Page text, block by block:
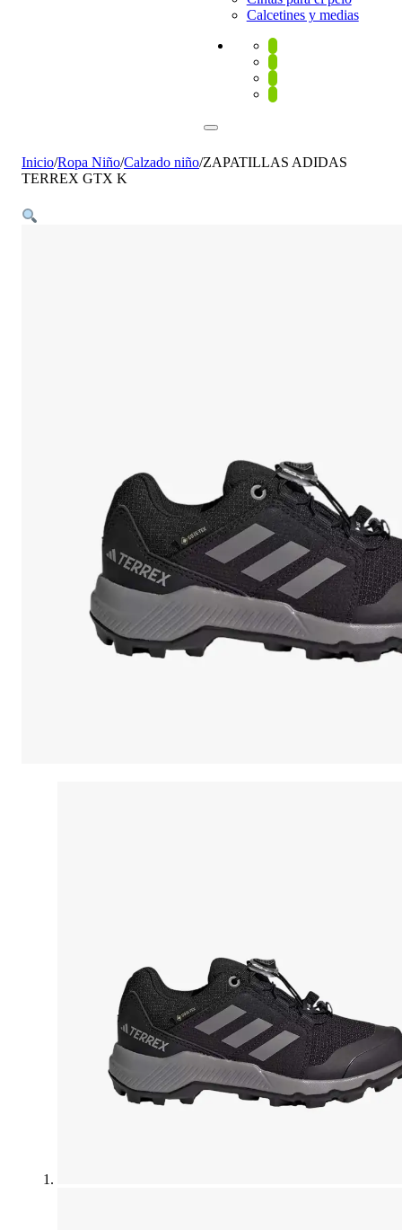
Calcetines y medias
Inicio/Ropa Niño/Calzado niño/ZAPATILLAS ADIDAS
TERREX GTX K